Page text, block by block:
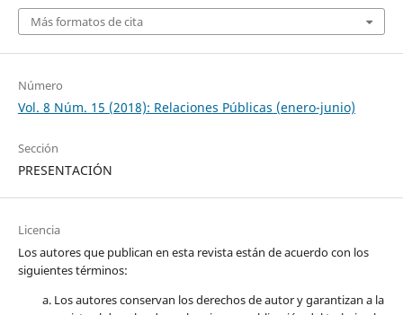
Más formatos de cita
Número
Vol. 8 Núm. 15 (2018): Relaciones Públicas (enero-junio)
Sección
PRESENTACIÓN
Licencia
Los autores que publican en esta revista están de acuerdo con los
siguientes términos:
Los autores conservan los derechos de autor y garantizan a la